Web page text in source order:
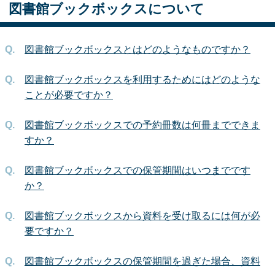
図書館ブックボックスについて
図書館ブックボックスとはどのようなものですか？
図書館ブックボックスを利用するためにはどのような
ことが必要ですか？
図書館ブックボックスでの予約冊数は何冊までできま
すか？
図書館ブックボックスでの保管期間はいつまでです
か？
図書館ブックボックスから資料を受け取るには何が必
要ですか？
図書館ブックボックスの保管期間を過ぎた場合、資料